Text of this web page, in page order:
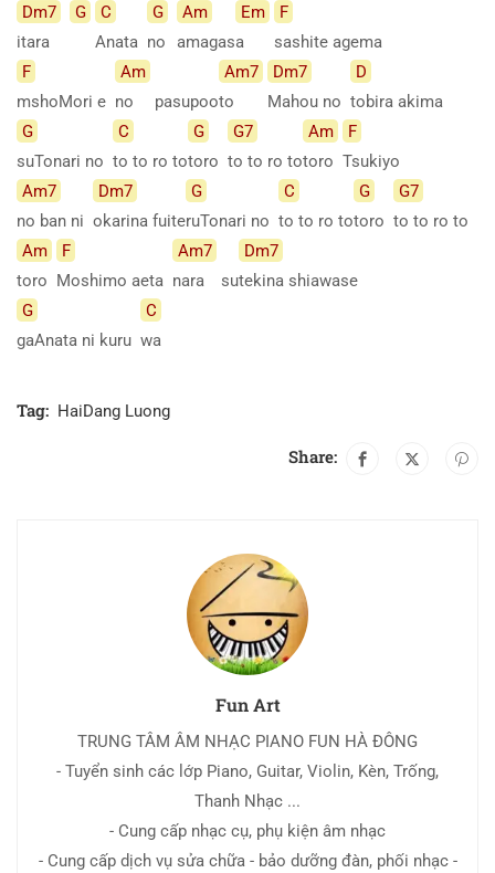
Dm7
itara
G
C
Anata
G
no
Am
amagas
Em
a
F
sashite agema
F
mshoMori e
Am
no
pasupoo
Am7
to
Dm7
Mahou no
D
tobira akima
G
suTonari no
C
to to ro to
G
toro
G7
to to ro to
Am
toro
F
Tsukiyo
Am7
no ban ni
Dm7
okarina fuite
G
ruTonari no
C
to to ro to
G
toro
G7
to to ro to
Am
toro
F
Moshimo aeta
Am7
nara
su
Dm7
tekina shiawase
G
gaAnata ni kuru
C
wa
Tag: HaiDang Luong
Share:
Fun Art
TRUNG TÂM ÂM NHẠC PIANO FUN HÀ ĐÔNG
- Tuyển sinh các lớp Piano, Guitar, Violin, Kèn, Trống,
Thanh Nhạc ...
- Cung cấp nhạc cụ, phụ kiện âm nhạc
- Cung cấp dịch vụ sửa chữa - bảo dưỡng đàn, phối nhạc -